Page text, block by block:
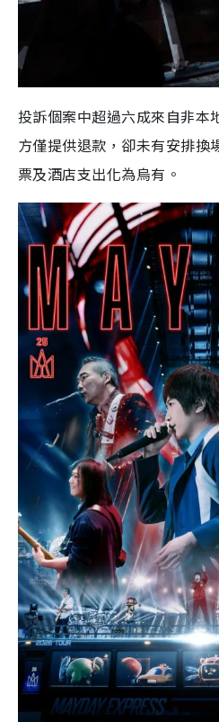
投訴個案中超過六成來自非本
方僅提供退款，卻未有安排換
票及酒店支出化為烏有。